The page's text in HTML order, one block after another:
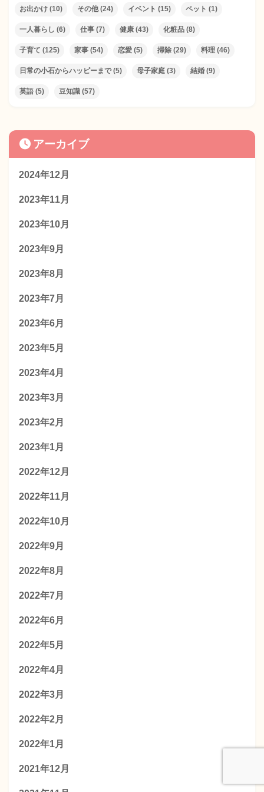
お出かけ (10) その他(24) イベント (15) ペット (1)
一人暮らし (6) 仕事 (7) 健康 (43) 化粧品 (8)
子育て (125) 家事 (54) 恋愛 (5) 掃除 (29) 料理 (46)
日常の小石からハッピーまで(5) 母子家庭 (3) 結婚 (9)
英語 (5) 豆知識 (57)
アーカイブ
2024年12月
2023年11月
2023年10月
2023年9月
2023年8月
2023年7月
2023年6月
2023年5月
2023年4月
2023年3月
2023年2月
2023年1月
2022年12月
2022年11月
2022年10月
2022年9月
2022年8月
2022年7月
2022年6月
2022年5月
2022年4月
2022年3月
2022年2月
2022年1月
2021年12月